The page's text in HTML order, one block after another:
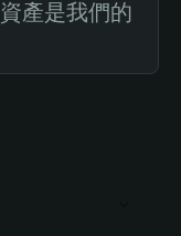
產是我們的